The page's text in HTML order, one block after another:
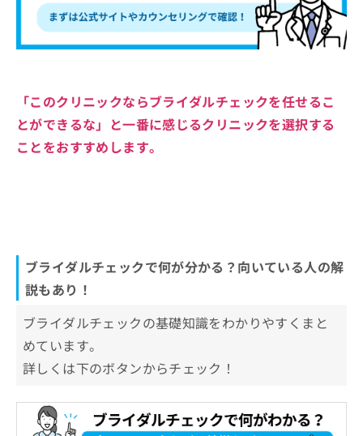
「このクリニックならブライダルチェックを任せるこ
とができるな」と一番に感じるクリニックを選択する
ことをおすすめします。
ブライダルチェックで何が分かる？向いている人の解
説もあり！
ブライダルチェックの基礎知識をわかりやすくまと
めています。
詳しくは下のボタンからチェック！